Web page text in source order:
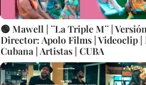
🟢 Mawell | ¨La Triple M¨ |
Director: Apolo Films | Videoclip |
Cubana | Artistas | CUBA